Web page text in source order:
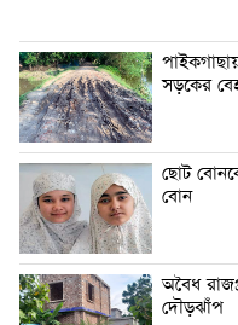
সড়কের
ছোট
বোন
অবৈধ
দৌড়ঝাঁপ